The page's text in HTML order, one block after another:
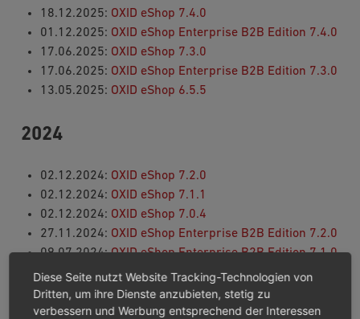
18.12.2025: OXID eShop 7.4.0
01.12.2025: OXID eShop Enterprise B2B Edition 7.4.0
17.06.2025: OXID eShop 7.3.0
17.06.2025: OXID eShop Enterprise B2B Edition 7.3.0
13.05.2025: OXID eShop 6.5.5
2024
02.12.2024: OXID eShop 7.2.0
02.12.2024: OXID eShop 7.1.1
02.12.2024: OXID eShop 7.0.4
27.11.2024: OXID eShop Enterprise B2B Edition 7.2.0
09.07.2024:OXID eShop Enterprise B2B Edition 7.1.0
09.04.2024:OXID eShop 7.1.0
26.03.2024:OXID eShop 7.0.3
19.03.2024:OXID eShop Enterprise B2B Edition 7.0.0
Diese Seite nutzt Website Tracking-Technologien von
Dritten, um ihre Dienste anzubieten, stetig zu
verbessern und Werbung entsprechend der Interessen